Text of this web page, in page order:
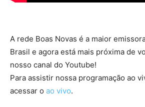
A rede Boas Novas é a maior
Brasil e agora está mais próxima de
nosso canal do Youtube!
Para assistir nossa programação ao
acessar o ao vivo.